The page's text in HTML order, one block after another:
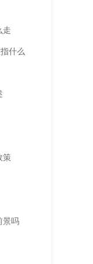
走
指什么
策
景吗